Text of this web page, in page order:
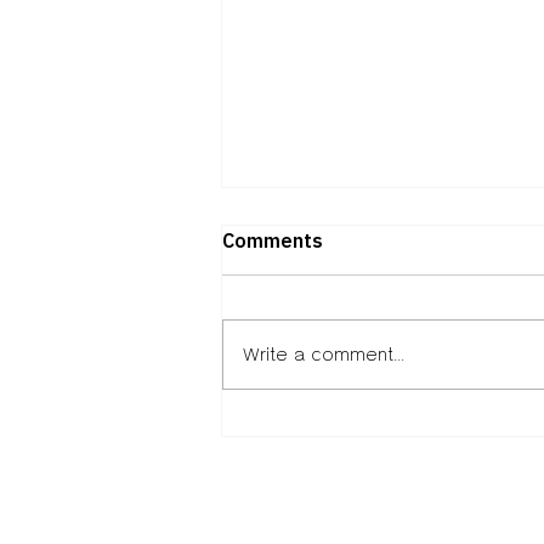
Comments
Write a comment...